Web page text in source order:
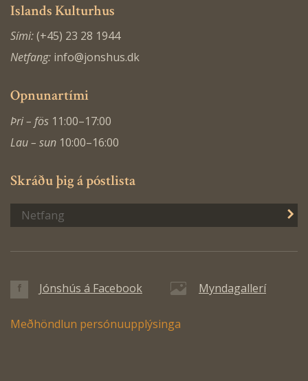
Islands Kulturhus
Sími:(+45) 23 28 1944
Netfang: info@jonshus.dk
Opnunartími
Þri – fös 11:00–17:00
Lau – sun 10:00–16:00
Skráðu þig á póstlista
Jónshús á Facebook Myndagallerí
Meðhöndlun persónuupplýsinga